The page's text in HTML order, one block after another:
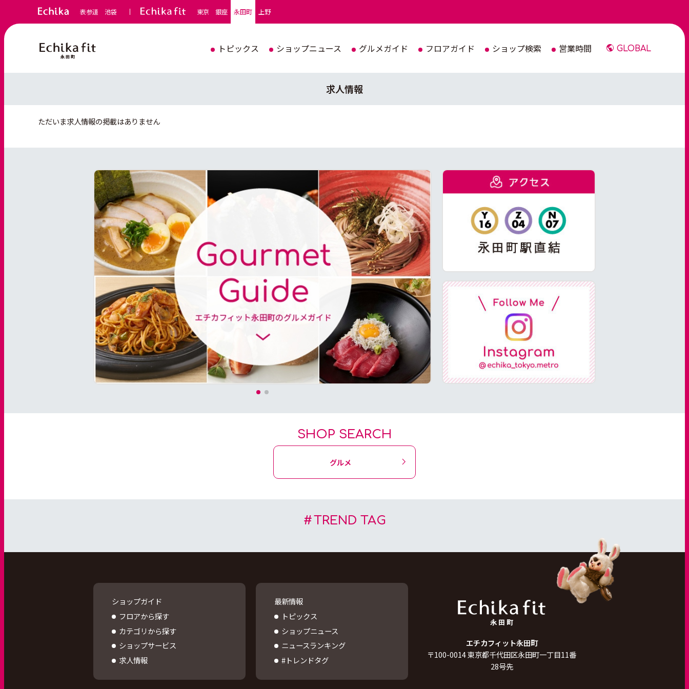
表参道 池袋 東京 銀座 永田町 上野
GLOBAL
トピックス ショップニュース グルメガイド フロアガイド ショップ検索 営業時間
求人情報
ただいま求人情報の掲載はありません
SHOP SEARCH
グルメ
TREND TAG
ショップガイド
フロアから探す
カテゴリから探す
ショップサービス
求人情報
最新情報
トピックス
ショップニュース
ニュースランキング
#トレンドタグ
エチカフィット永田町
〒100-0014東京都千代田区永田町一丁目11番
28号先